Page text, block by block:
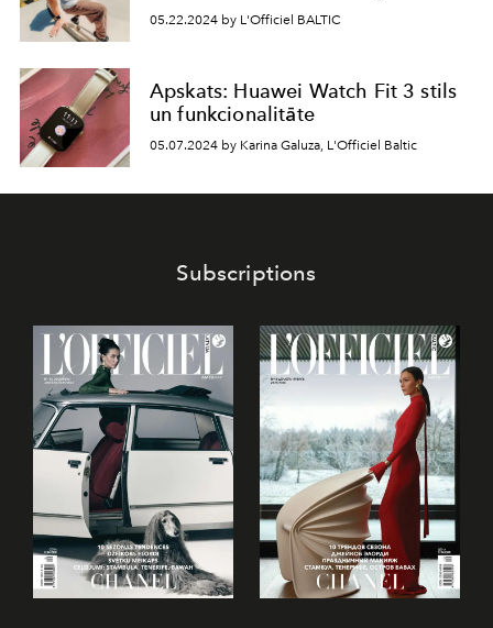
05.22.2024 by L'Officiel BALTIC
Apskats: Huawei Watch Fit 3 stils
un funkcionalitāte
05.07.2024 by Karina Galuza, L'Officiel Baltic
Subscriptions